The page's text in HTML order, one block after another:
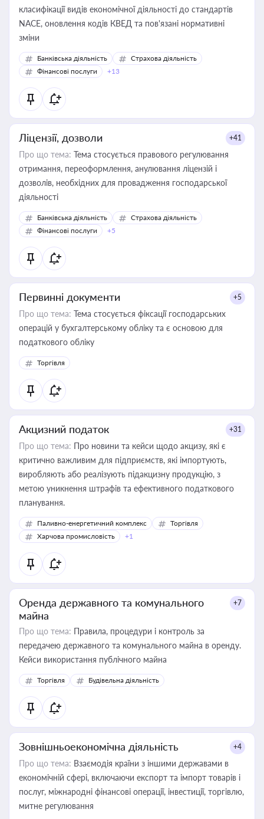
класифікації видів економічної діяльності до стандартів
NACE, оновлення кодів КВЕД та пов'язані нормативні
зміни
Банківська діяльність
Страхова діяльність
Фінансові послуги
+13
Ліцензії, дозволи +41
Про що тема: Тема стосується правового регулювання
отримання, переоформлення, анулювання ліцензій і
дозволів, необхідних для провадження господарської
діяльності
Банківська діяльність
Страхова діяльність
Фінансові послуги
+5
Первинні документи +5
Про що тема: Тема стосується фіксації господарських
операцій у бухгалтерському обліку та є основою для
податкового обліку
Торгівля
Акцизний податок +31
Про що тема: Про новини та кейси щодо акцизу, які є
критично важливим для підприємств, які імпортують,
виробляють або реалізують підакцизну продукцію, з
метою уникнення штрафів та ефективного податкового
планування.
Паливно-енергетичний комплекс
Торгівля
Харчова промисловість
+1
Оренда державного та комунального
майна
+7
Про що тема: Правила, процедури і контроль за
передачею державного та комунального майна в оренду.
Кейси використання публічного майна
Торгівля Будівельна діяльність
Зовнішньоекономічна діяльність +4
Про що тема: Взаємодія країни з іншими державами в
економічній сфері, включаючи експорт та імпорт товарів і
послуг, міжнародні фінансові операції, інвестиції, торгівлю,
митне регулювання